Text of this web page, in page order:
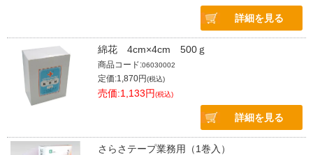
詳細を見る
綿花 4cm×4cm 500ｇ
商品コード:06030002
定価:1,870円(税込)
売価:1,133円(税込)
詳細を見る
さらさテープ業務用（1巻入）